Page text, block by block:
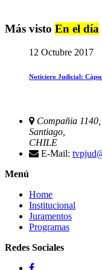
Más visto En el día
12 Octubre 2017
Noticiero Judicial:
Compañia 1140,
Santiago,
CHILE
E-Mail:
Menú
Home
Institucional
Juramentos
Programas
Redes Sociales